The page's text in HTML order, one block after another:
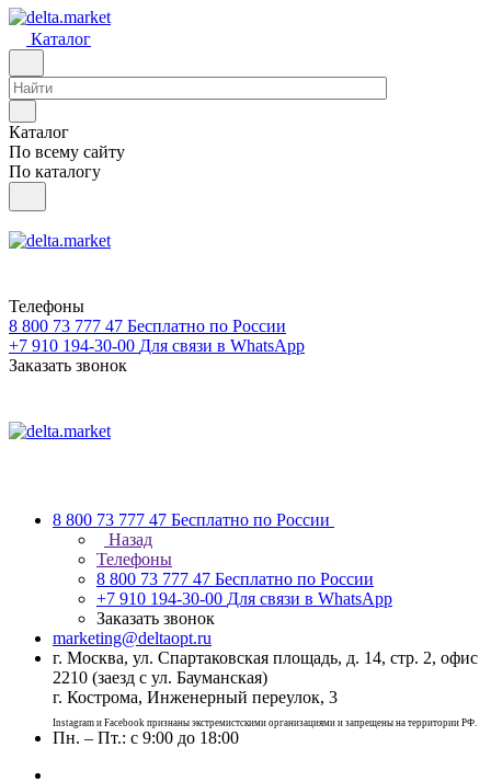
Каталог
Каталог
По всему сайту
По каталогу
Телефоны
8 800 73 777 47 Бесплатно по России
+7 910 194-30-00 Для связи в WhatsApp
Заказать звонок
8 800 73 777 47 Бесплатно по России
Назад
Телефоны
8 800 73 777 47 Бесплатно по России
+7 910 194-30-00 Для связи в WhatsApp
Заказать звонок
marketing@deltaopt.ru
г. Москва, ул. Спартаковская площадь, д. 14, стр. 2, офис
2210 (заезд с ул. Бауманская)
г. Кострома, Инженерный переулок, 3
Instagram и Facebook признаны экстремистскими организациями и запрещены на территории РФ.
Пн. – Пт.: с 9:00 до 18:00